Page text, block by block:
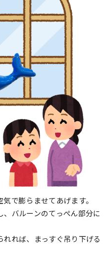
で膨らませてあげます。
バルーンのてっぺん部分に
れれば、まっすぐ吊り下げる